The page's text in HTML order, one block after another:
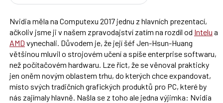
Nvidia měla na Computexu 2017 jednu z hlavních prezentací,
ačkoliv jsme ji v našem zpravodajství zatím na rozdíl od Intelu a
AMD vynechali. Důvodem je, že její šéf Jen-Hsun-Huang
většinou mluvil o strojovém učení a spíše enterprise softwaru,
než počítačovém hardwaru. Lze říct, že se věnoval prakticky
jen oněm novým oblastem trhu, do kterých chce expandovat,
místo svých tradičních grafických produktů pro PC, které by
nás zajímaly hlavně. Našla se z toho ale jedna výjimka: Nvidia